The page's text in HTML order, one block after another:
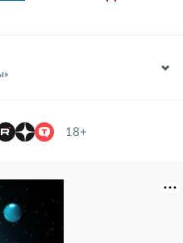
18+